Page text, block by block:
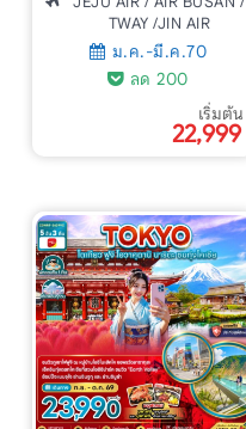
TWAY /JIN AIR
ม.ค.-มี.ค.70
ลด 200
เริ่มต้น
22,999